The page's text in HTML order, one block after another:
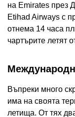
на Emirates през
Etihad Airways с
отнема 14 часа
чартърите летят
Въпреки много
има на своята
летища. От тях